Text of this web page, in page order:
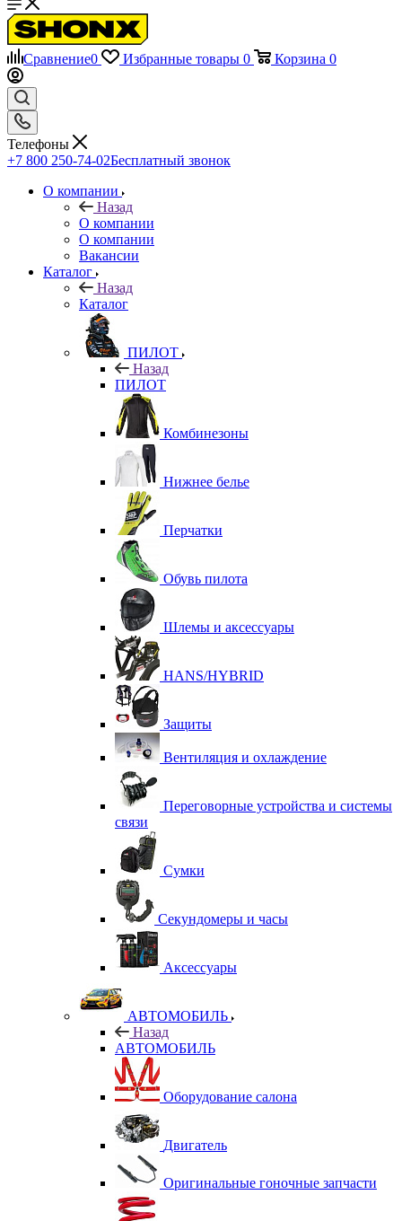
Сравнение0 Избранные товары 0 Корзина 0
Телефоны
+7 800 250-74-02Бесплатный звонок
О компании
Назад
О компании
О компании
Вакансии
Каталог
Назад
Каталог
ПИЛОТ
Назад
ПИЛОТ
Комбинезоны
Нижнее белье
Перчатки
Обувь пилота
Шлемы и аксессуары
HANS/HYBRID
Защиты
Вентиляция и охлаждение
Переговорные устройства и системы
связи
Сумки
Секундомеры и часы
Аксессуары
АВТОМОБИЛЬ
Назад
АВТОМОБИЛЬ
Оборудование салона
Двигатель
Оригинальные гоночные запчасти